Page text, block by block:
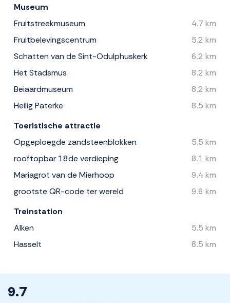
Museum
Fruitstreekmuseum
4.7 km
Fruitbelevingscentrum
5.2 km
Schatten van de Sint-Odulphuskerk
6.2 km
Het Stadsmus
8.2 km
Beiaardmuseum
8.2 km
Heilig Paterke
8.5 km
Toeristische attractie
Opgeploegde zandsteenblokken
5.5 km
rooftopbar 18de verdieping
8.1 km
Mariagrot van de Mierhoop
9.4 km
grootste QR-code ter wereld
9.6 km
Treinstation
Alken
5.5 km
Hasselt
8.5 km
9.7